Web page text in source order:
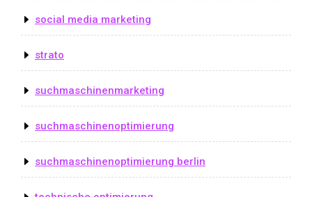
social media marketing
strato
suchmaschinenmarketing
suchmaschinenoptimierung
suchmaschinenoptimierung berlin